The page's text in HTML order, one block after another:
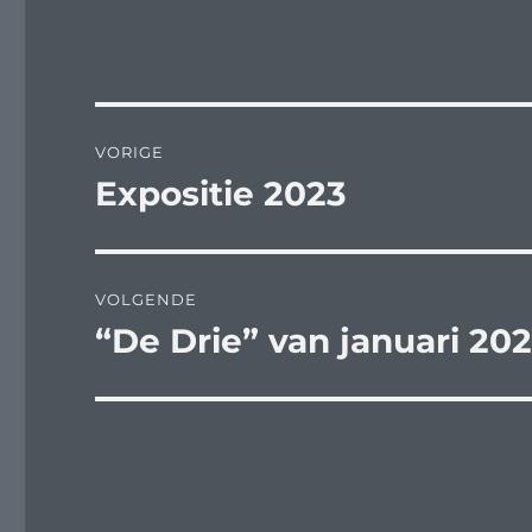
navigatie
VORIGE
Vorig
Expositie 2023
VOLGENDE
Volgend
“De Drie” van januari